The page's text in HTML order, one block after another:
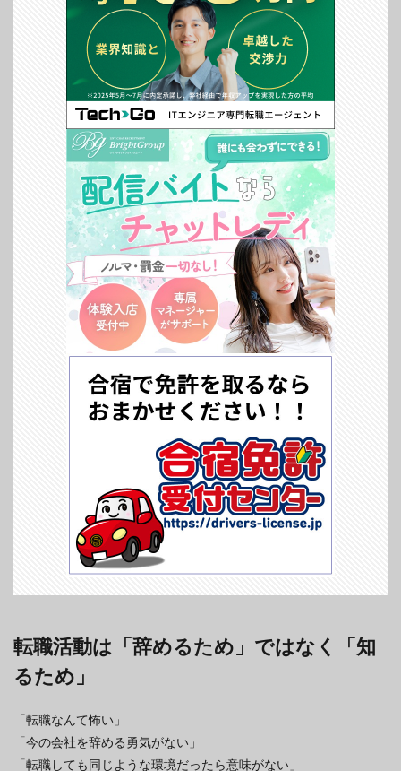
転職活動は「辞めるため」ではなく「知
るため」
「転職なんて怖い」
「今の会社を辞める勇気がない」
「転職しても同じような環境だったら意味がない」